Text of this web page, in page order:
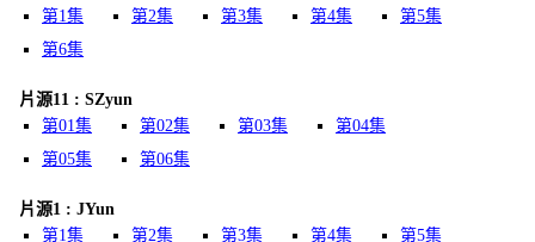
第1集
第2集 第3集 第4集
第5集
第6集
片源11 : SZyun
第01集
第02集 第03集
第04集
第05集
第06集
片源1 : JYun
第1集
第2集 第3集 第4集
第5集